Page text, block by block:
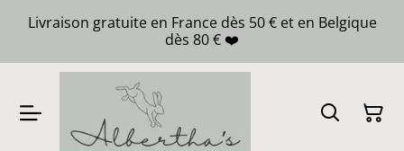
Livraison gratuite en France dès 50 € et en Belgique
dès 80 € ❤️